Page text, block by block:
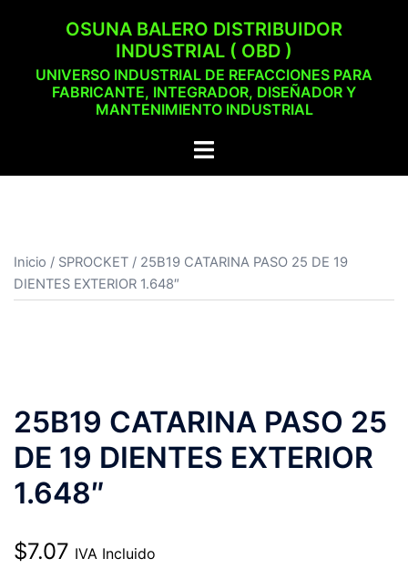
OSUNA BALERO DISTRIBUIDOR
INDUSTRIAL ( OBD )
UNIVERSO INDUSTRIAL DE REFACCIONES PARA
FABRICANTE, INTEGRADOR, DISEÑADOR Y
MANTENIMIENTO INDUSTRIAL
Alternar
Inicio / SPROCKET / 25B19 CATARINA PASO 25 DE 19
DIENTES EXTERIOR 1.648″
25B19 CATARINA PASO 25
DE 19 DIENTES EXTERIOR
1.648″
$7.07 IVA Incluido